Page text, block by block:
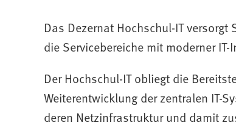
Das Dezernat Hochschul-IT
die Servicebereiche mit moderner
Der Hochschul-IT obliegt die
Weiterentwicklung der zentralen IT-
deren Netzinfrastruktur und damit